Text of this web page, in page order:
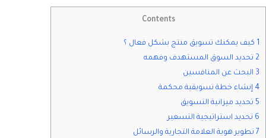
Contents
1 كيف يمكنك تسويق منتج بشكل فعال ؟
2 تحديد السوق المستهدف وفهمه
3 البحث عن المنافسين
4 إنشاء خطة تسويقية محكمة
5 تحديد ميزانية التسويق
6 تحديد استراتيجية التسعير
7 تطوير هوية العلامة التجارية والرسائل